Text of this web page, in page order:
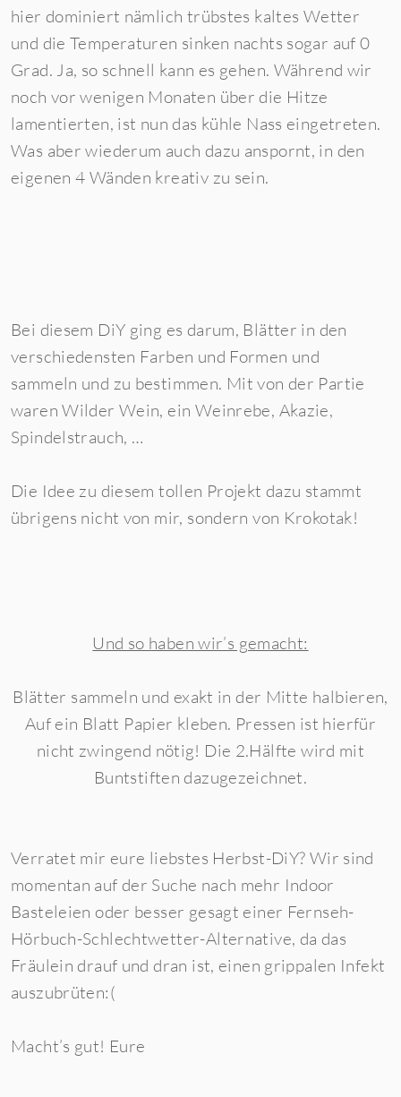
hier dominiert nämlich trübstes kaltes Wetter
und die Temperaturen sinken nachts sogar auf 0
Grad. Ja, so schnell kann es gehen. Während wir
noch vor wenigen Monaten über die Hitze
lamentierten, ist nun das kühle Nass eingetreten.
Was aber wiederum auch dazu anspornt, in den
eigenen 4 Wänden kreativ zu sein.
Bei diesem DiY ging es darum, Blätter in den
verschiedensten Farben und Formen und
sammeln und zu bestimmen. Mit von der Partie
waren Wilder Wein, ein Weinrebe, Akazie,
Spindelstrauch, …
Die Idee zu diesem tollen Projekt dazu stammt
übrigens nicht von mir, sondern von Krokotak!
Und so haben wir’s gemacht:
Blätter sammeln und exakt in der Mitte halbieren,
Auf ein Blatt Papier kleben. Pressen ist hierfür
nicht zwingend nötig! Die 2.Hälfte wird mit
Buntstiften dazugezeichnet.
Verratet mir eure liebstes Herbst-DiY? Wir sind
momentan auf der Suche nach mehr Indoor
Basteleien oder besser gesagt einer Fernseh-
Hörbuch-Schlechtwetter-Alternative, da das
Fräulein drauf und dran ist, einen grippalen Infekt
auszubrüten:(
Macht’s gut! Eure